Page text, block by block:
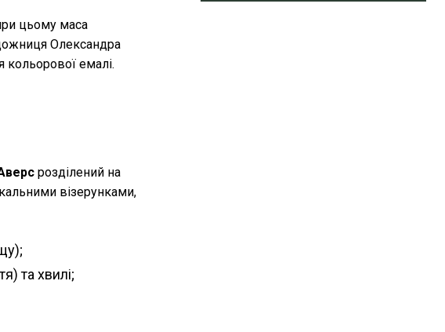
цьому маса
Олександра
кольорової емалі.
розділений на
візерунками,
та хвилі;